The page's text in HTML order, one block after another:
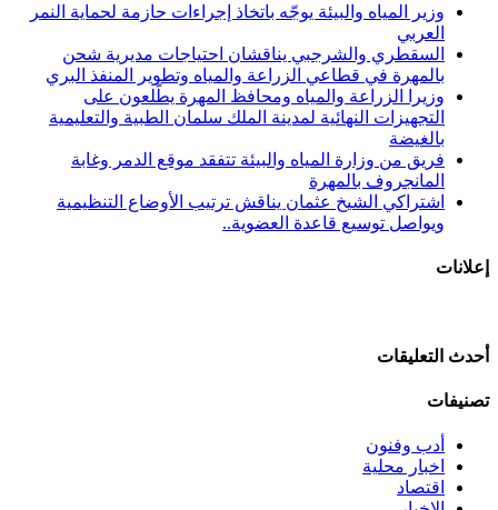
وزير المياه والبيئة يوجّه باتخاذ إجراءات حازمة لحماية النمر
العربي
السقطري والشرجبي يناقشان احتياجات مديرية شحن
بالمهرة في قطاعي الزراعة والمياه وتطوير المنفذ البري
وزيرا الزراعة والمياه ومحافظ المهرة يطّلعون على
التجهيزات النهائية لمدينة الملك سلمان الطبية والتعليمية
بالغيضة
فريق من وزارة المياه والبيئة تتفقد موقع الدمر وغابة
المانجروف بالمهرة
اشتراكي الشيخ عثمان يناقش ترتيب الأوضاع التنظيمية
ويواصل توسيع قاعدة العضوية..
إعلانات
أحدث التعليقات
تصنيفات
أدب وفنون
اخبار محلية
اقتصاد